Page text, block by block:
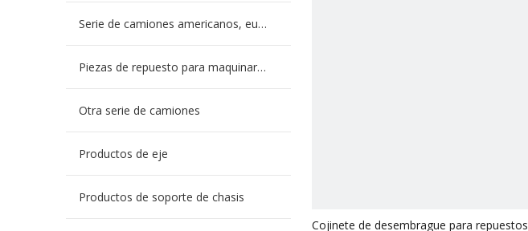
Serie de camiones americanos, europeos y japoneses
Piezas de repuesto para maquinaria de ingeniería de camiones mineros
Otra serie de camiones
Productos de eje
Productos de soporte de chasis
Cojinete de desembrague para repuestos